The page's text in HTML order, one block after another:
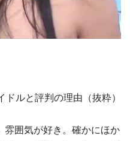
ルと評判の理由（抜粋）
雰囲気が好き。確かにほか